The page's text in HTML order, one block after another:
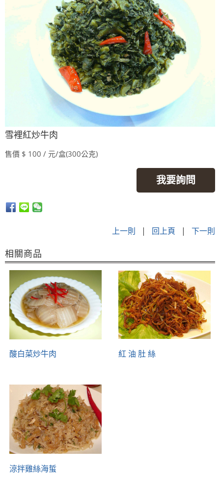
雪裡紅炒牛肉
售價 $ 100 / 元/盒(300公克)
我要詢問
上一則 | 回上頁 | 下一則
相關商品
酸白菜炒牛肉 紅 油 肚 絲
涼拌雞絲海蜇